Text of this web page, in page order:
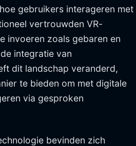
gebruikers interageren met
vertrouwden VR-
invoeren zoals gebaren en
integratie van
dit landschap veranderd,
te bieden om met digitale
via gesproken
bevinden zich